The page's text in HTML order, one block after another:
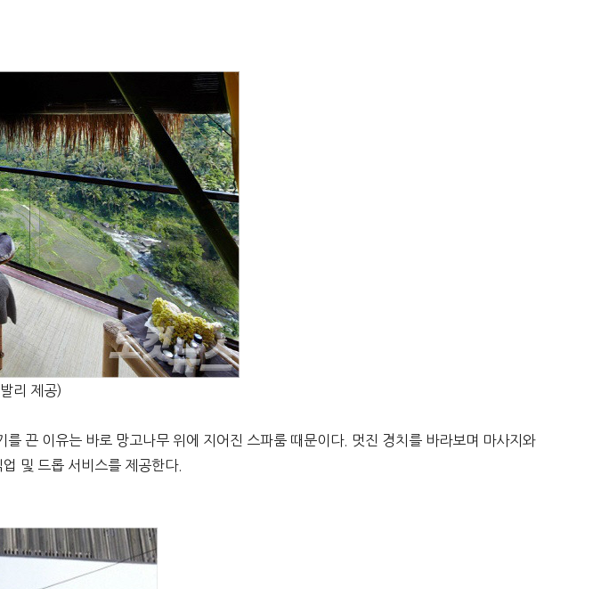
리 제공)
끈 이유는 바로 망고나무 위에 지어진 스파룸 때문이다. 멋진 경치를 바라보며 마사지와
및 드롭 서비스를 제공한다.